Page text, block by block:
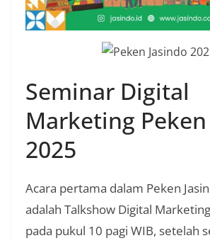
Seminar Digital
Marketing Peken
2025
Acara pertama dalam Peken
adalah Talkshow Digital
pada pukul 10 pagi WIB, setelah